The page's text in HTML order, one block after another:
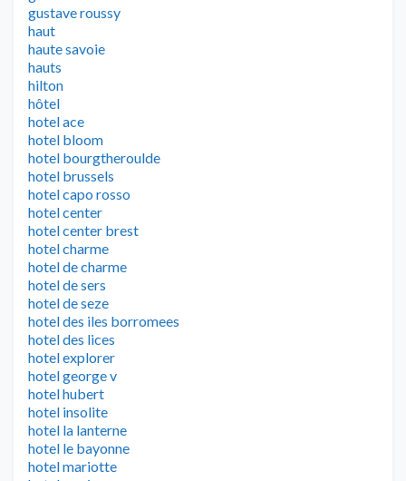
gustave roussy
haut
haute savoie
hauts
hilton
hôtel
hotel ace
hotel bloom
hotel bourgtheroulde
hotel brussels
hotel capo rosso
hotel center
hotel center brest
hotel charme
hotel de charme
hotel de sers
hotel de seze
hotel des iles borromees
hotel des lices
hotel explorer
hotel george v
hotel hubert
hotel insolite
hotel la lanterne
hotel le bayonne
hotel mariotte